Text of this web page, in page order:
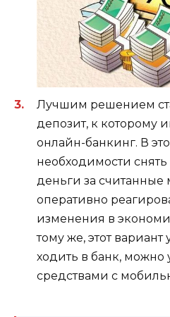
Лучшим решением
депозит, к которому
онлайн-банкинг. В
необходимости
деньги за считанные
оперативно
изменения в
тому же, этот
ходить в банк, можно
средствами с